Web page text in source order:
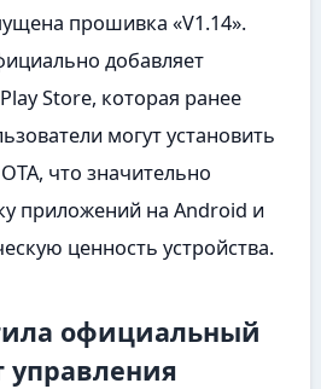
прошивка «V1.14».
добавляет
Store, которая ранее
могут установить
что значительно
приложений на Android и
ценность устройства.
официальный
управления